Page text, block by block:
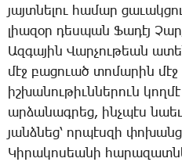
յայտ­նե­լու համար
լիա­զօր դես­պան Ֆա­դէյ
Ազ­գա­յին Վար­չու­թեան
մէջ բա­ցո­ւած տո­մա­րին մէջ
իշ­խա­նու­թիւն­նե­րուն
ար­ձա­նագ­րեց, ինչ­պէս
յանձ­նեց՝ որ­պէս­զի
Կի­րա­կո­սեա­նի